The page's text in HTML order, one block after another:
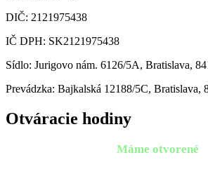
DIČ: 2121975438
IČ DPH: SK2121975438
Sídlo: Jurigovo nám. 6126/5A, Bratislava,
Prevádzka: Bajkalská 12188/5C, Bratislava,
Otváracie hodiny
Máme otvorené